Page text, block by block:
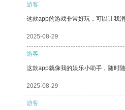
游客
这款app的游戏非常好玩，可以让我消
2025-08-29
游客
这款app就像我的娱乐小助手，随时
2025-08-29
游客